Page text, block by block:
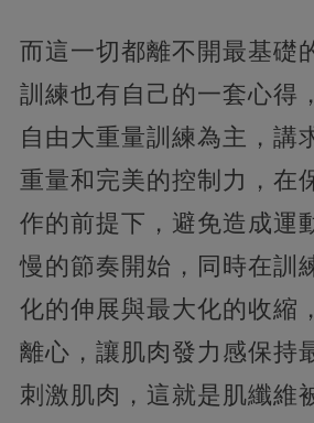
而這一切都離不開最基礎
訓練也有自己的一套心得
自由大重量訓練為主，講
重量和完美的控制力，在
作的前提下，避免造成運
慢的節奏開始，同時在訓
化的伸展與最大化的收縮
離心，讓肌肉發力感保持
刺激肌肉，這就是肌纖維